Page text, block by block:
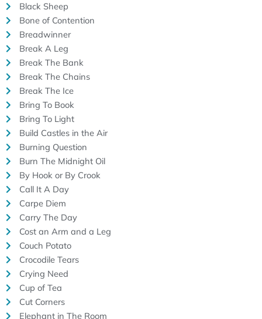
Black Sheep
Bone of Contention
Breadwinner
Break A Leg
Break The Bank
Break The Chains
Break The Ice
Bring To Book
Bring To Light
Build Castles in the Air
Burning Question
Burn The Midnight Oil
By Hook or By Crook
Call It A Day
Carpe Diem
Carry The Day
Cost an Arm and a Leg
Couch Potato
Crocodile Tears
Crying Need
Cup of Tea
Cut Corners
Elephant in The Room